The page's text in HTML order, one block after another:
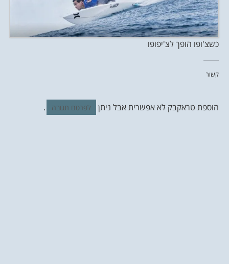
כשצ'ופו הופך לצ'יפופו
קשור
הוספת טראקבק לא אפשרית אבל ניתן לפרסם תגובה .